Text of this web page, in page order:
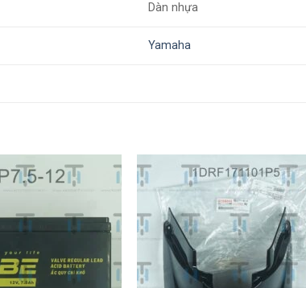
Dàn nhựa
Yamaha